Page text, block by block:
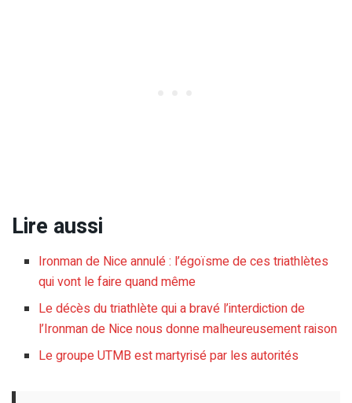
Lire aussi
Ironman de Nice annulé : l’égoïsme de ces triathlètes
qui vont le faire quand même
Le décès du triathlète qui a bravé l’interdiction de
l’Ironman de Nice nous donne malheureusement raison
Le groupe UTMB est martyrisé par les autorités